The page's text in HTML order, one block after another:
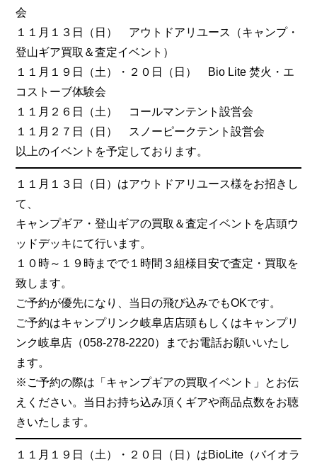
会
１１月１３日（日） アウトドアリユース（キャンプ・
登山ギア買取＆査定イベント）
１１月１９日（土）・２０日（日） Bio Lite 焚火・エ
コストーブ体験会
１１月２６日（土） コールマンテント設営会
１１月２７日（日） スノーピークテント設営会
以上のイベントを予定しております。
１１月１３日（日）はアウトドアリユース様をお招きし
て、
キャンプギア・登山ギアの買取＆査定イベントを店頭ウ
ッドデッキにて行います。
１０時～１９時までで１時間３組様目安で査定・買取を
致します。
ご予約が優先になり、当日の飛び込みでもOKです。
ご予約はキャンプリンク岐阜店店頭もしくはキャンプリ
ンク岐阜店（058-278-2220）までお電話お願いいたし
ます。
※ご予約の際は「キャンプギアの買取イベント」とお伝
えください。当日お持ち込み頂くギアや商品点数をお聴
きいたします。
１１月１９日（土）・２０日（日）はBioLite（バイオラ